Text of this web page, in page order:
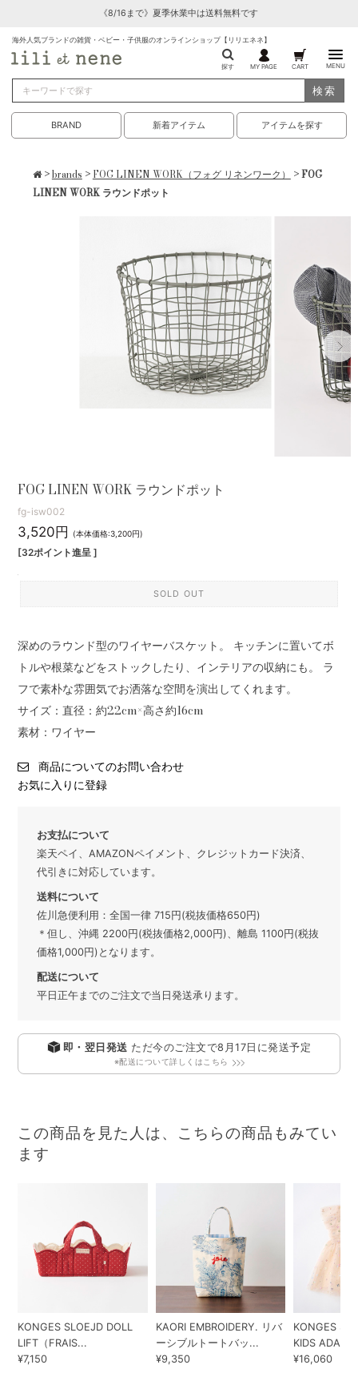
《8/16まで》夏季休業中は送料無料です
海外人気ブランドの雑貨・ベビー・子供服のオンラインショップ【リリエネネ】
探す MY PAGE CART MENU
検索
BRAND 新着アイテム アイテムを探す
>brands > FOG LINEN WORK（フォグ リネンワーク） > FOG
LINEN WORK ラウンドポット
FOG LINEN WORK ラウンドポット
fg-isw002
3,520円 (本体価格:3,200円)
[32ポイント進呈 ]
SOLD OUT
深めのラウンド型のワイヤーバスケット。 キッチンに置いてボ
トルや根菜などをストックしたり、インテリアの収納にも。 ラ
フで素朴な雰囲気でお洒落な空間を演出してくれます。
サイズ：直径：約22cm×高さ約16cm
素材：ワイヤー
商品についてのお問い合わせ
お気に入りに登録
お支払について
楽天ペイ、AMAZONペイメント、クレジットカード決済、
代引きに対応しています。
送料について
佐川急便利用：全国一律 715円(税抜価格650円)
＊但し、沖縄 2200円(税抜価格2,000円)、離島 1100円(税抜
価格1,000円)となります。
配送について
平日正午までのご注文で当日発送承ります。
即・翌日発送 ただ今のご注文で8月17日 に発送予定
※配送について詳しくはこちら
この商品を見た人は、こちらの商品もみてい
ます
KONGES SLOEJD DOLL
LIFT（FRAIS...
¥7,150
KAORI EMBROIDERY. リバ
ーシブルトートバッ...
¥9,350
KONGES
KIDS ADA...
¥16,060